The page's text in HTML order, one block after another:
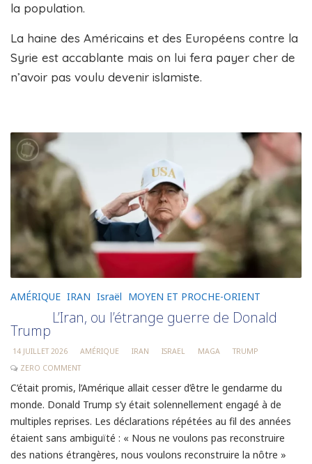
la population.
La haine des Américains et des Européens contre la
Syrie est accablante mais on lui fera payer cher de
n’avoir pas voulu devenir islamiste.
AMÉRIQUE IRAN Israël MOYEN ET PROCHE-ORIENT
L’Iran, ou l’étrange guerre de Donald
Trump
14 JUILLET 2026 AMÉRIQUE IRAN ISRAEL MAGA
TRUMP
ZERO COMMENT
C’était promis, l’Amérique allait cesser d’être le gendarme du
monde. Donald Trump s’y était solennellement engagé à de
multiples reprises. Les déclarations répétées au fil des années
étaient sans ambiguïté : « Nous ne voulons pas reconstruire
des nations étrangères, nous voulons reconstruire la nôtre »